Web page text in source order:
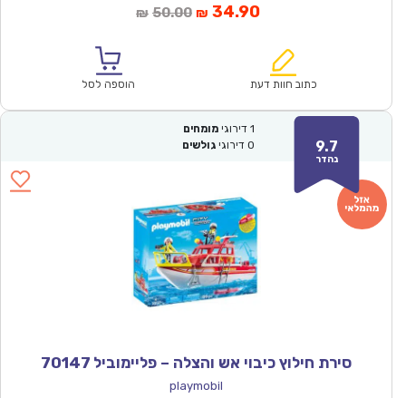
₪ 50.00המחיר
₪50.00.
₪ 34.90המחיר
הוא:
כתוב חוות דעת הוספה לסל
9.7
נהדר
1 דירוגי מומחים
0 דירוגי גולשים
סירת חילוץ כיבוי אש והצלה – פליימוביל 70147
playmobil